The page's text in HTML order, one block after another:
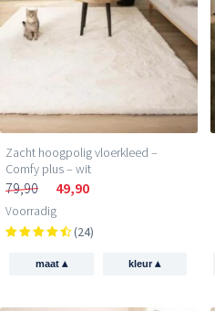
Zacht hoogpolig vloerkleed –
Comfy plus – wit
79,90 49,90
Voorradig
(24)
maat ▴ kleur▴